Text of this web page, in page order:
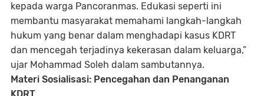
kepada warga Pancoranmas. Edukasi seperti ini
membantu masyarakat memahami langkah-langkah
hukum yang benar dalam menghadapi kasus KDRT
dan mencegah terjadinya kekerasan dalam keluarga,”
ujar Mohammad Soleh dalam sambutannya.
Materi Sosialisasi: Pencegahan dan Penanganan